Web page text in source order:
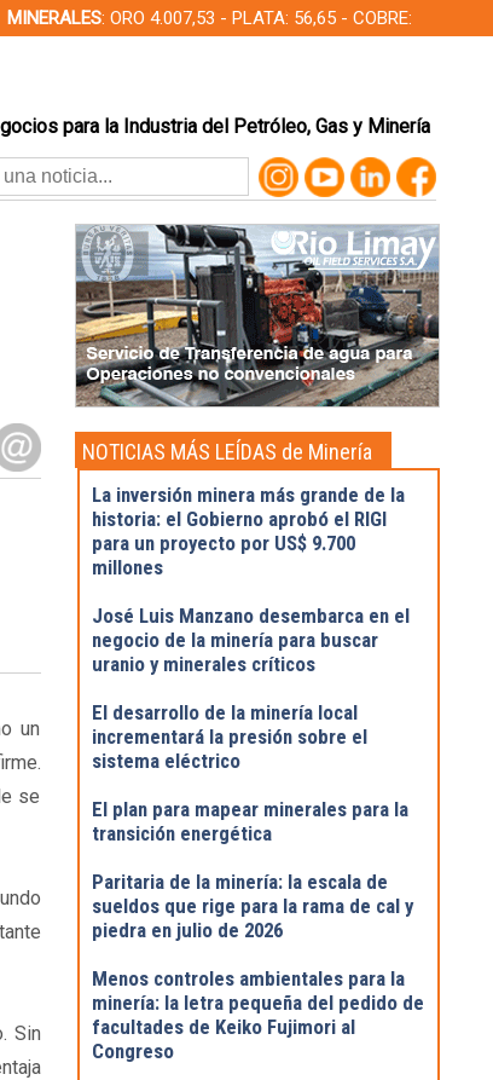
MINERALES: ORO 4.007,53 - PLATA: 56,65 - COBRE:
para la Industria del Petróleo, Gas y Minería
un
se
Sin
NOTICIAS MÁS LEÍDAS de Minería
La inversión minera más grande de la
historia: el Gobierno aprobó el RIGI
para un proyecto por US$ 9.700
millones
José Luis Manzano desembarca en el
negocio de la minería para buscar
uranio y minerales críticos
El desarrollo de la minería local
incrementará la presión sobre el
sistema eléctrico
El plan para mapear minerales para la
transición energética
Paritaria de la minería: la escala de
sueldos que rige para la rama de cal y
piedra en julio de 2026
Menos controles ambientales para la
minería: la letra pequeña del pedido de
facultades de Keiko Fujimori al
Congreso